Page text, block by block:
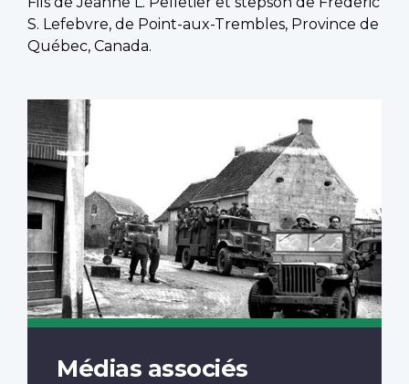
S. Lefebvre, de Point-aux-Trembles, Province de
Québec, Canada.
Médias associés